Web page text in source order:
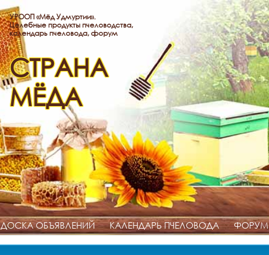
УРООП «Мёд Удмуртии».
Целебные продукты пчеловодства,
календарь пчеловода, форум
СТРАНА
МЁДА
ДОСКА ОБЪЯВЛЕНИЙ КАЛЕНДАРЬ ПЧЕЛОВОДА ФОРУМ